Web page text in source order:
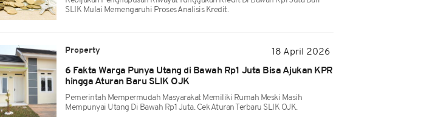
SLIK Mulai Memengaruhi Proses Analisis Kredit.
Property
18 April 2026
6 Fakta Warga Punya Utang di Bawah Rp1 Juta Bisa Ajukan KPR
hingga Aturan Baru SLIK OJK
Pemerintah Mempermudah Masyarakat Memiliki Rumah Meski Masih
Mempunyai Utang Di Bawah Rp1 Juta. Cek Aturan Terbaru SLIK OJK.